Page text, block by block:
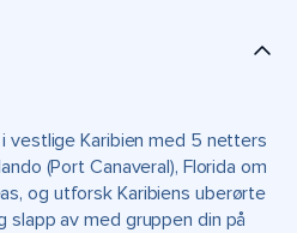
vestlige Karibien med 5 netters
(Port Canaveral), Florida om
og utforsk Karibiens uberørte
slapp av med gruppen din på